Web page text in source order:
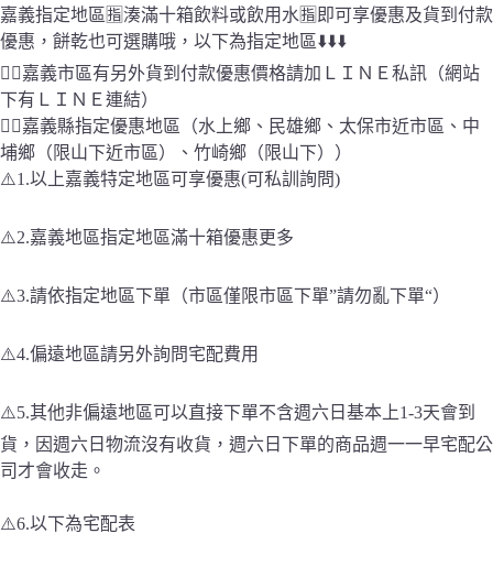
開
罐
330ml*24
入
數
量
嘉義指定地區🈯️湊滿十箱飲料或飲用水🈯️即可享優惠及貨到付款
優惠，餅乾也可選購哦，以下為指定地區⬇️⬇️⬇️
👉🏻嘉義市區有另外貨到付款優惠價格請加ＬＩＮＥ私訊（網站
下有ＬＩＮＥ連結）
👉🏻嘉義縣指定優惠地區（水上鄉、民雄鄉、太保市近市區、中
埔鄉（限山下近市區）、竹崎鄉（限山下））
⚠️1.以上嘉義特定地區可享優惠(可私訓詢問)
⚠️2.嘉義地區指定地區滿十箱優惠更多
⚠️3.請依指定地區下單（市區僅限市區下單”請勿亂下單“）
⚠️4.偏遠地區請另外詢問宅配費用
⚠️5.其他非偏遠地區可以直接下單不含週六日基本上1-3天會到
貨，因週六日物流沒有收貨，週六日下單的商品週一一早宅配公
司才會收走。
⚠️6.以下為宅配表